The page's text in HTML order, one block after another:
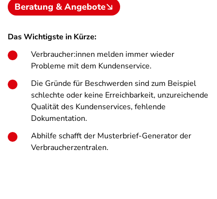
Beratung & Angebote
Das Wichtigste in Kürze:
Verbraucher:innen melden immer wieder
Probleme mit dem Kundenservice.
Die Gründe für Beschwerden sind zum Beispiel
schlechte oder keine Erreichbarkeit, unzureichende
Qualität des Kundenservices, fehlende
Dokumentation.
Abhilfe schafft der Musterbrief-Generator der
Verbraucherzentralen.